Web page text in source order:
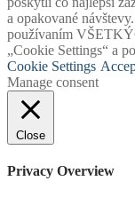
a opakované
používaním
„Cookie Settings“ a
Cookie Settings
Manage consent
Close
Privacy Overview